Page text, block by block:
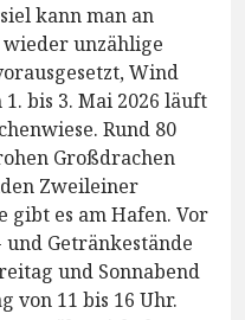
kann man an
wieder unzählige
Wind
bis 3. Mai 2026 läuft
Rund 80
Großdrachen
Zweileiner
gibt es am Hafen. Vor
Getränkestände
und Sonnabend
von 11 bis 16 Uhr.